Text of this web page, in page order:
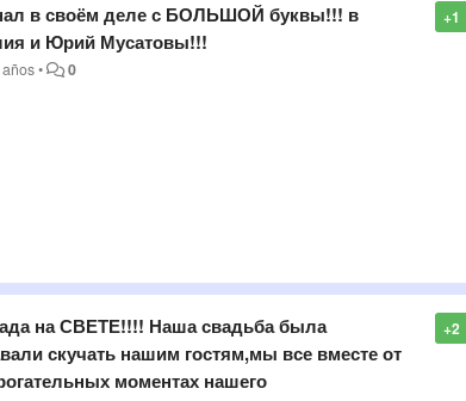
+1
в своём деле с БОЛЬШОЙ буквы!!! в
и Юрий Мусатовы!!!
• 0
+2
на СВЕТЕ!!!! Наша свадьба была
скучать нашим гостям,мы все вместе от
моментах нашего